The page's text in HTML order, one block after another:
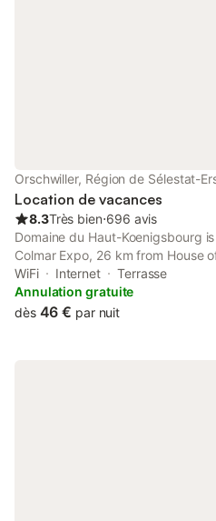
Orschwiller, Région de Sélestat-
Location de vacances
8.3Très bien⋅696 avis
Domaine du Haut-Koenigsbourg
Colmar Expo, 26 km from House
Saint-Martin Collegiate Church.
and inner courtyard views, and is 1.
WiFi Internet
Terrasse
Annulation gratuite
dès 46 € par nuit